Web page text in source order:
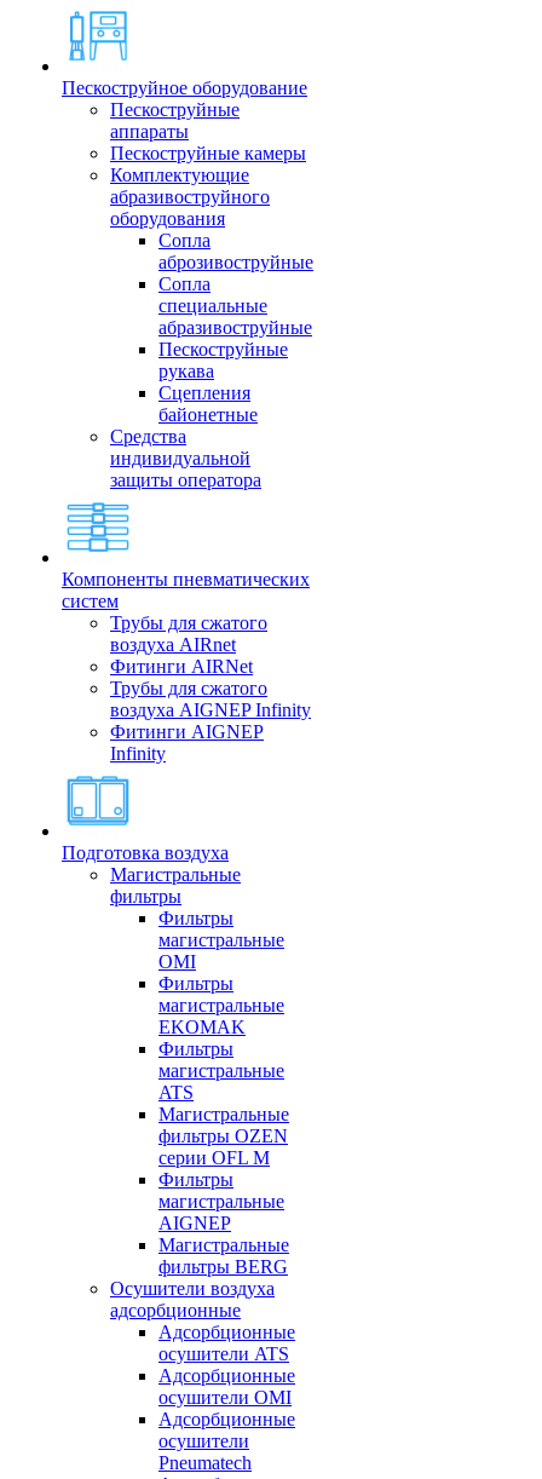
Пескоструйное оборудование
Пескоструйные
аппараты
Пескоструйные камеры
Комплектующие
абразивоструйного
оборудования
Сопла
аброзивоструйные
Сопла
специальные
абразивоструйные
Пескоструйные
рукава
Сцепления
байонетные
Средства
индивидуальной
защиты оператора
Компоненты пневматических
систем
Трубы для сжатого
воздуха AIRnet
Фитинги AIRNet
Трубы для сжатого
воздуха AIGNEP Infinity
Фитинги AIGNEP
Infinity
Подготовка воздуха
Магистральные
фильтры
Фильтры
магистральные
OMI
Фильтры
магистральные
EKOMAK
Фильтры
магистральные
ATS
Магистральные
фильтры OZEN
серии OFL M
Фильтры
магистральные
AIGNEP
Магистральные
фильтры BERG
Осушители воздуха
адсорбционные
Адсорбционные
осушители ATS
Адсорбционные
осушители OMI
Адсорбционные
осушители
Pneumatech